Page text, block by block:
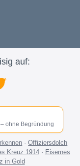
auf:
ohne Begründung
·Offiziersdolch
Kreuz 1914· Eisernes
in Gold